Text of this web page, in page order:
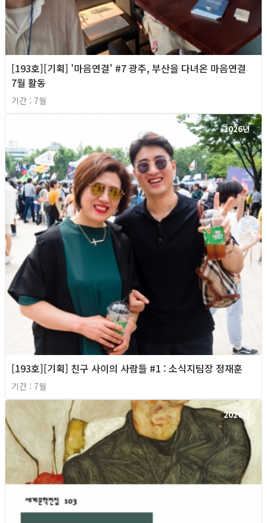
[193호][기획] '마음연결' #7 광주, 부산을 다녀온 마음연결
7월 활동
기간 : 7월
2026년
[193호][기획] 친구 사이의 사람들 #1 : 소식지팀장 정재훈
기간 : 7월
2026년